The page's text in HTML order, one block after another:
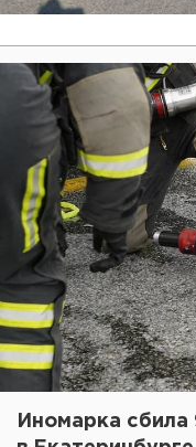
Иномарка сбила